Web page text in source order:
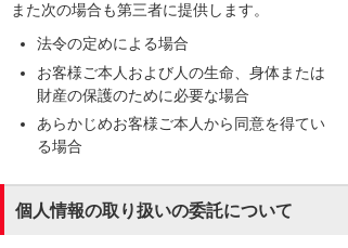
また次の場合も第三者に提供します。
法令の定めによる場合
お客様ご本人および人の生命、身体または
財産の保護のために必要な場合
あらかじめお客様ご本人から同意を得てい
る場合
個人情報の取り扱いの委託について